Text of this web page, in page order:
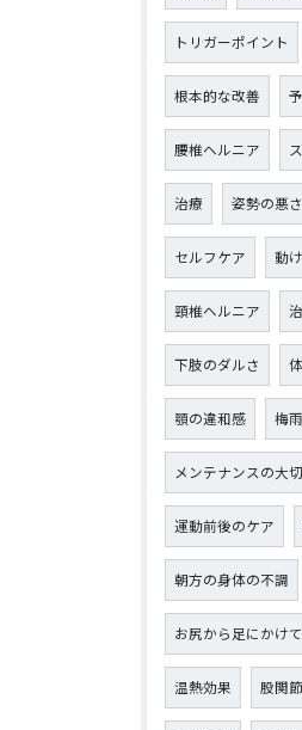
トリガーポイント
根本的な改善
腰椎ヘルニア
治療 姿勢の悪さ
セルフケア 動
頸椎ヘルニア
下肢のダルさ
顎の違和感 梅雨
メンテナンスの大
運動前後のケア
朝方の身体の不調
お尻から足にかけ
温熱効果 股関